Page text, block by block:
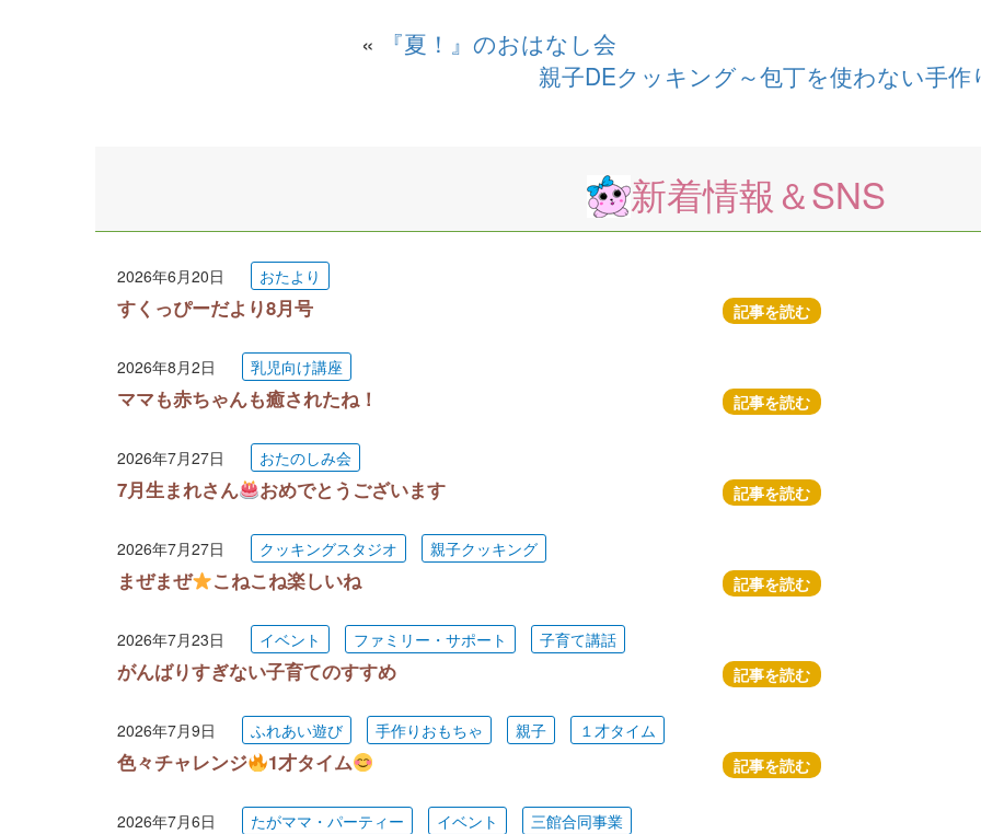
«
『夏！』のおはなし会
親子DEクッキング～包丁を使わない手作
新着情報＆SNS
2026年6月20日 おたより
すくっぴーだより8月号 記事を読む
2026年8月2日 乳児向け講座
ママも赤ちゃんも癒されたね！ 記事を読む
2026年7月27日 おたのしみ会
7月生まれさん おめでとうございます 記事を読む
2026年7月27日 クッキングスタジオ 親子クッキング
まぜまぜ こねこね楽しいね 記事を読む
2026年7月23日 イベント ファミリー・サポート 子育て講話
がんばりすぎない子育てのすすめ 記事を読む
2026年7月9日 ふれあい遊び 手作りおもちゃ 親子 １才タイム
色々チャレンジ 1才タイム 記事を読む
2026年7月6日 たがママ・パーティー イベント 三館合同事業